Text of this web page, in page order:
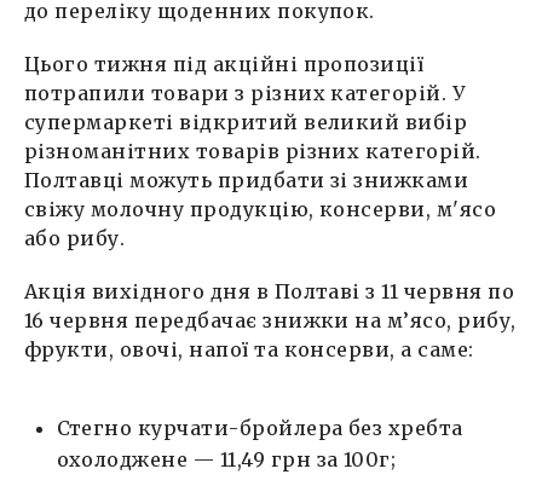
до переліку щоденних покупок.
Цього тижня під акційні пропозиції
потрапили товари з різних категорій. У
супермаркеті відкритий великий вибір
різноманітних товарів різних категорій.
Полтавці можуть придбати зі знижками
свіжу молочну продукцію, консерви, м'ясо
або рибу.
Акція вихідного дня в Полтаві з 11 червня по
16 червня передбачає знижки на м’ясо, рибу,
фрукти, овочі, напої та консерви, а саме:
Стегно курчати-бройлера без хребта
охолоджене — 11,49 грн за 100г;